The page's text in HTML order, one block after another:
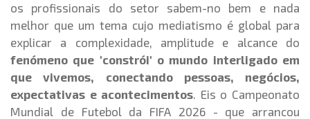
os profissionais do setor sabem-no bem e nada
melhor que um tema cujo mediatismo é global para
explicar a complexidade, amplitude e alcance do
fenómeno que 'constrói' o mundo interligado em
que vivemos, conectando pessoas, negócios,
expectativas e acontecimentos. Eis o Campeonato
Mundial de Futebol da FIFA 2026 - que arrancou